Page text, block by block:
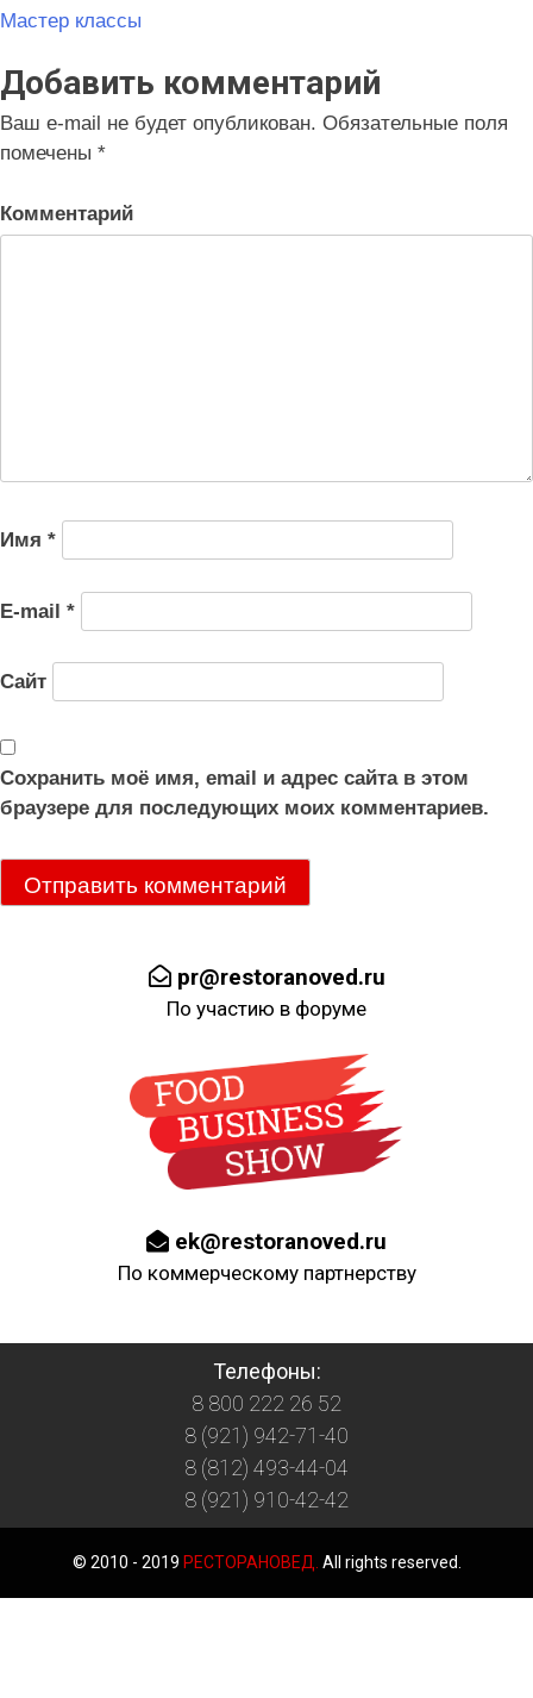
Навигация
по
записям
Мастер классы
Добавить комментарий
Ваш e-mail не будет опубликован. Обязательные поля
помечены *
Комментарий
Имя *
E-mail *
Сайт
Сохранить моё имя, email и адрес сайта в этом
браузере для последующих моих комментариев.
pr@restoranoved.ru
По участию в форуме
ek@restoranoved.ru
По коммерческому партнерству
Телефоны:
8 800 222 26 52
8 (921) 942-71-40
8 (812) 493-44-04
8 (921) 910-42-42
© 2010 - 2019 РЕСТОРАНОВЕД. All rights reserved.